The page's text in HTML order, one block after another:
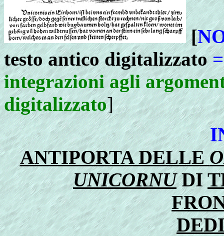
[
testo antico digitalizzato
integrazioni agli
digitalizzato]
ANTIPORTA DELLE
UNICORNUDI